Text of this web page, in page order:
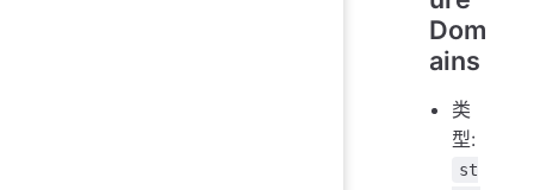
Dom
ains
类
型:
st